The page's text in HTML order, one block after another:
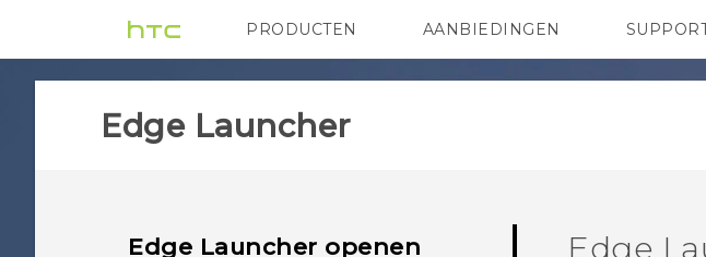
PRODUCTEN
VIVE G REIGNS TELEFOONS
AANBIEDINGEN
HTC Club HTC-apparaten & -
Edge Launcher
Edge Launcher openen Edge